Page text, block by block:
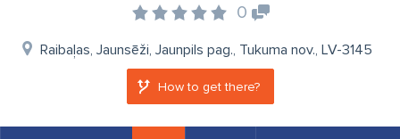
0
Raibaļas, Jaunsēži, Jaunpils pag., Tukuma nov., LV-3145
How to get there?